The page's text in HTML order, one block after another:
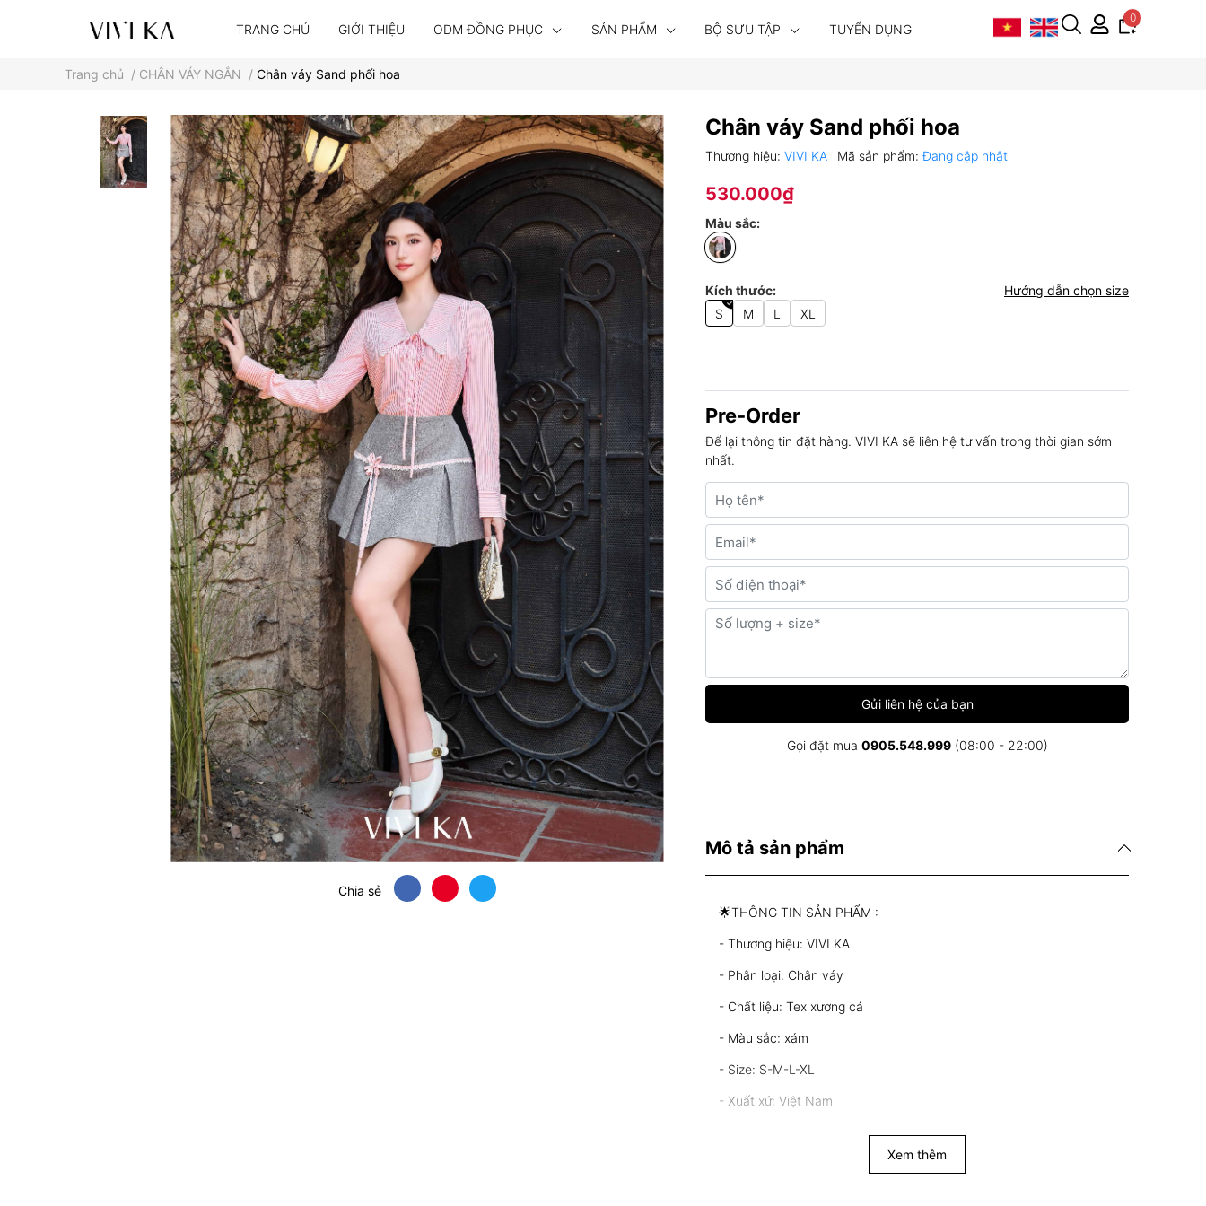
TRANG CHỦ GIỚI THIỆU ODM ĐỒNG PHỤC SẢN PHẨM BỘ SƯU TẬP TUYỂN DỤNG
0
Trang chủ / CHÂN VÁY NGẮN / Chân váy Sand phối hoa
Chia sẻ
Chân váy Sand phối hoa
Thương hiệu: VIVI KA Mã sản phẩm:Đang cập nhật
530.000₫
Màu sắc:
Kích thước:
Hướng dẫn chọn size
S
M L XL
Pre-Order
Để lại thông tin đặt hàng. VIVI KA sẽ liên hệ tư vấn trong thời gian sớm
nhất.
Gửi liên hệ của bạn
Gọi đặt mua 0905.548.999(08:00 - 22:00)
Mô tả sản phẩm
🌟THÔNG TIN SẢN PHẨM :
- Thương hiệu: VIVI KA
- Phân loại: Chân váy
- Chất liệu: Tex xương cá
- Màu sắc: xám
- Size: S-M-L-XL
- Xuất xứ: Việt Nam
Xem thêm